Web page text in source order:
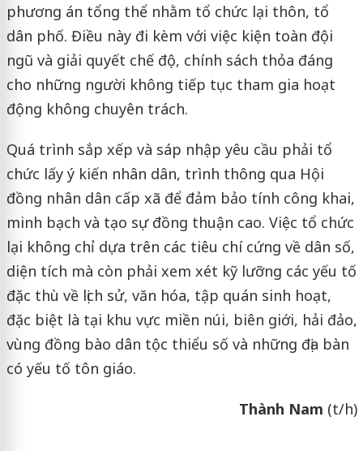
phương án tổng thể nhằm tổ chức lại thôn, tổ
dân phố. Điều này đi kèm với việc kiện toàn đội
ngũ và giải quyết chế độ, chính sách thỏa đáng
cho những người không tiếp tục tham gia hoạt
động không chuyên trách.
Quá trình sắp xếp và sáp nhập yêu cầu phải tổ
chức lấy ý kiến nhân dân, trình thông qua Hội
đồng nhân dân cấp xã để đảm bảo tính công khai,
minh bạch và tạo sự đồng thuận cao. Việc tổ chức
lại không chỉ dựa trên các tiêu chí cứng về dân số,
diện tích mà còn phải xem xét kỹ lưỡng các yếu tố
đặc thù về lịch sử, văn hóa, tập quán sinh hoạt,
đặc biệt là tại khu vực miền núi, biên giới, hải đảo,
vùng đồng bào dân tộc thiểu số và những địa bàn
có yếu tố tôn giáo.
Thành Nam (t/h)